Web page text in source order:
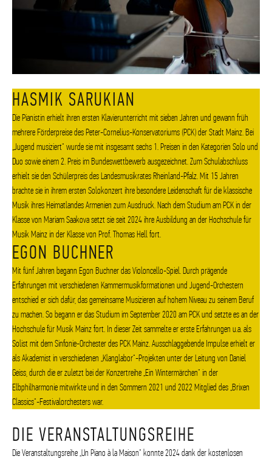
HASMIK SARUKIAN
Die Pianistin erhielt ihren ersten Klavierunterricht mit sieben Jahren und gewann früh
mehrere Förderpreise des Peter-Cornelius-Konservatoriums (PCK) der Stadt Mainz. Bei
„Jugend musiziert“ wurde sie mit insgesamt sechs 1. Preisen in den Kategorien Solo und
Duo sowie einem 2. Preis im Bundeswettbewerb ausgezeichnet. Zum Schulabschluss
erhielt sie den Schülerpreis des Landesmusikrates Rheinland-Pfalz. Mit 15 Jahren
brachte sie in ihrem ersten Solokonzert ihre besondere Leidenschaft für die klassische
Musik ihres Heimatlandes Armenien zum Ausdruck. Nach dem Studium am PCK in der
Klasse von Mariam Saakova setzt sie seit 2024 ihre Ausbildung an der Hochschule für
Musik Mainz in der Klasse von Prof. Thomas Hell fort.
EGON BUCHNER
Mit fünf Jahren begann Egon Buchner das Violoncello-Spiel. Durch prägende
Erfahrungen mit verschiedenen Kammermusikformationen und Jugend-Orchestern
entschied er sich dafür, das gemeinsame Musizieren auf hohem Niveau zu seinem Beruf
zu machen. So begann er das Studium im September 2020 am PCK und setzte es an der
Hochschule für Musik Mainz fort. In dieser Zeit sammelte er erste Erfahrungen u.a. als
Solist mit dem Sinfonie-Orchester des PCK Mainz. Ausschlaggebende Impulse erhielt er
als Akademist in verschiedenen „Klanglabor“-Projekten unter der Leitung von Daniel
Geiss, durch die er zuletzt bei der Konzertreihe „Ein Wintermärchen“ in der
Elbphilharmonie mitwirkte und in den Sommern 2021 und 2022 Mitglied des „Brixen
Classics“-Festivalorchesters war.
DIE VERANSTALTUNGSREIHE
Die Veranstaltungsreihe „Un Piano à la Maison“ konnte 2024 dank der kostenlosen